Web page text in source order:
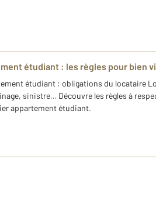
étudiant : les règles pour bien
étudiant : obligations du locataire
sinistre… Découvre les règles à
appartement étudiant.